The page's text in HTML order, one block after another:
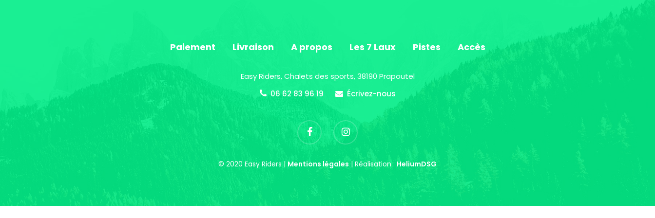
Paiement Livraison A propos Les 7 Laux Pistes Accès
Easy Riders, Chalets des sports, 38190 Prapoutel
06 62 83 96 19
Écrivez-nous
© 2020 Easy Riders | Mentions légales | Réalisation : HeliumDSG